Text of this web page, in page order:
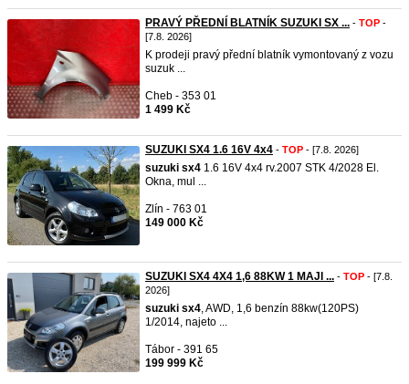
PRAVÝ PŘEDNÍ BLATNÍK SUZUKI SX ... - TOP -
[7.8. 2026]
K prodeji pravý přední blatník vymontovaný z vozu
suzuk ...
Cheb - 353 01
1 499 Kč
SUZUKI SX4 1.6 16V 4x4 - TOP - [7.8. 2026]
suzuki sx4 1.6 16V 4x4 rv.2007 STK 4/2028 El.
Okna, mul ...
Zlín - 763 01
149 000 Kč
SUZUKI SX4 4X4 1,6 88KW 1 MAJI ... - TOP - [7.8.
2026]
suzuki sx4, AWD, 1,6 benzín 88kw(120PS)
1/2014, najeto ...
Tábor - 391 65
199 999 Kč